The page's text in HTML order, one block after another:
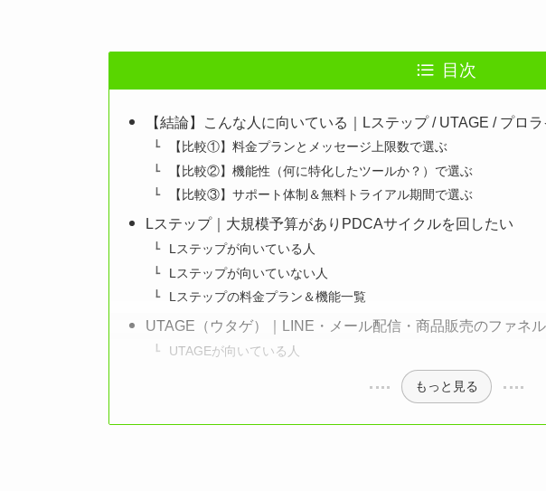
目次
【結論】こんな人に向いている｜Lステップ / UTAGE / プロ
【比較①】料金プランとメッセージ上限数で選ぶ
【比較②】機能性（何に特化したツールか？）で選ぶ
【比較③】サポート体制＆無料トライアル期間で選ぶ
Lステップ｜大規模予算がありPDCAサイクルを回したい
Lステップが向いている人
Lステップが向いていない人
Lステップの料金プラン＆機能一覧
UTAGE（ウタゲ）｜LINE・メール配信・商品販売のファネ
UTAGEが向いている人
もっと見る